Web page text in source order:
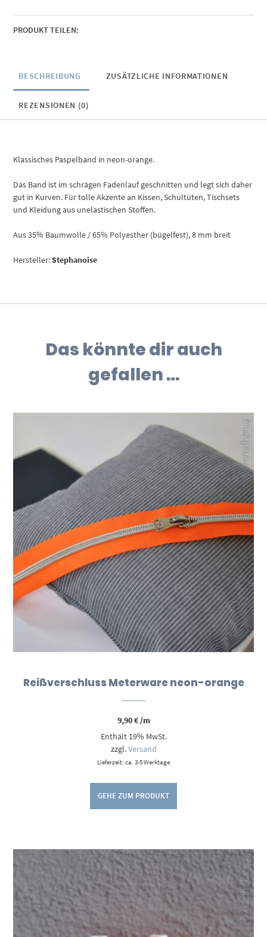
PRODUKT TEILEN:
BESCHREIBUNG ZUSÄTZLICHE INFORMATIONEN
REZENSIONEN (0)
Klassisches Paspelband in neon-orange.
Das Band ist im schrägen Fadenlauf geschnitten und legt sich daher
gut in Kurven. Für tolle Akzente an Kissen, Schultüten, Tischsets
und Kleidung aus unelastischen Stoffen.
Aus 35% Baumwolle / 65% Polyesther (bügelfest), 8 mm breit
Hersteller:Stephanoise
Das könnte dir auch
gefallen …
Reißverschluss Meterware neon-orange
9,90€/m
Enthält 19% MwSt.
zzgl.Versand
Lieferzeit: ca. 3-5 Werktage
GEHE ZUM PRODUKT